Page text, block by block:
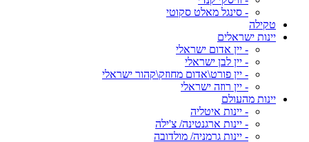
- סינגל מאלט סקוטי
טקילה
יינות ישראלים
- יין אדום ישראלי
- יין לבן ישראלי
- יין פורט\אדום מחוזק\קהור ישראלי
- יין רוזה ישראלי
יינות מהעולם
- יינות איטליה
- יינות ארגנטינה/ צ'ילה
- יינות גרמניה/ מולדובה